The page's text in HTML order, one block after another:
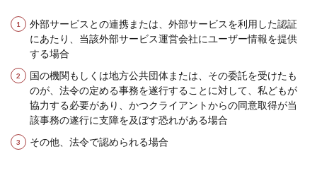
外部サービスとの連携または、外部サービスを利用した認証
にあたり、当該外部サービス運営会社にユーザー情報を提供
する場合
国の機関もしくは地方公共団体または、その委託を受けたも
のが、法令の定める事務を遂行することに対して、私どもが
協力する必要があり、かつクライアントからの同意取得が当
該事務の遂行に支障を及ぼす恐れがある場合
その他、法令で認められる場合